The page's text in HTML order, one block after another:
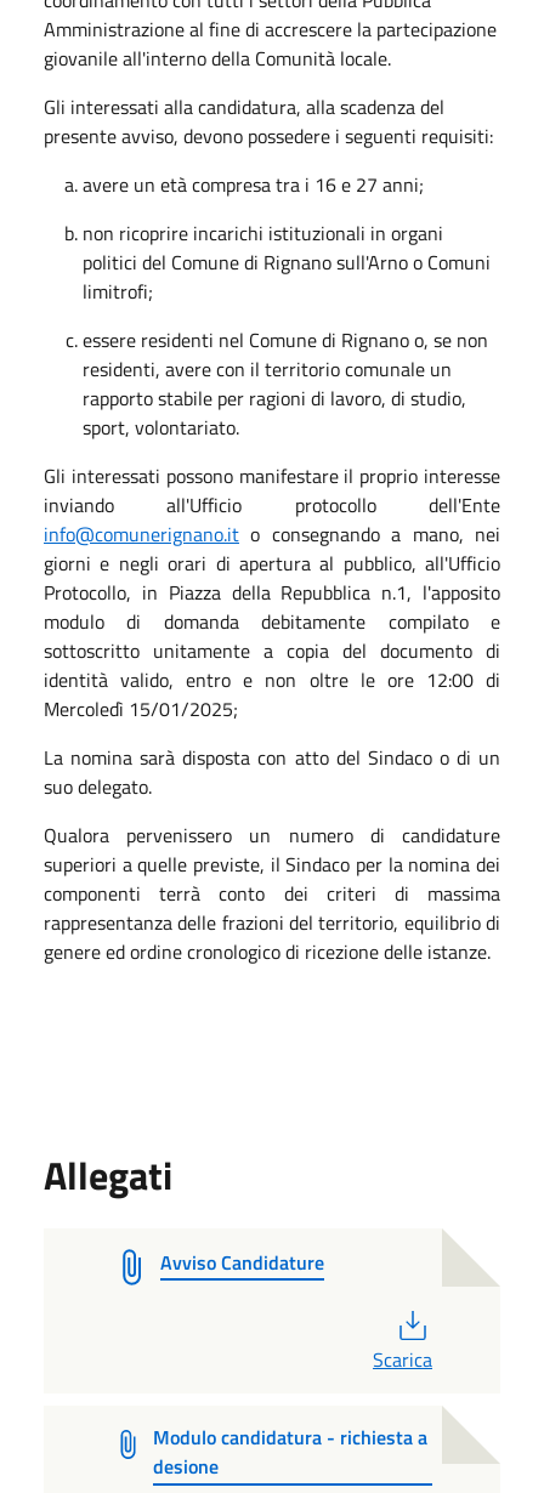
Amministrazione al fine di accrescere la partecipazione
giovanile all'interno della Comunità locale.
Gli interessati alla candidatura, alla scadenza del
presente avviso, devono possedere i seguenti requisiti:
avere un età compresa tra i 16 e 27 anni;
non ricoprire incarichi istituzionali in organi
politici del Comune di Rignano sull'Arno o Comuni
limitrofi;
essere residenti nel Comune di Rignano o, se non
residenti, avere con il territorio comunale un
rapporto stabile per ragioni di lavoro, di studio,
sport, volontariato.
Gli interessati possono manifestare il proprio interesse
inviando all'Ufficio protocollo dell'Ente
info@comunerignano.it o consegnando a mano, nei
giorni e negli orari di apertura al pubblico, all'Ufficio
Protocollo, in Piazza della Repubblica n.1, l'apposito
modulo di domanda debitamente compilato e
sottoscritto unitamente a copia del documento di
identità valido, entro e non oltre le ore 12:00 di
Mercoledì 15/01/2025;
La nomina sarà disposta con atto del Sindaco o di un
suo delegato.
Qualora pervenissero un numero di candidature
superiori a quelle previste, il Sindaco per la nomina dei
componenti terrà conto dei criteri di massima
rappresentanza delle frazioni del territorio, equilibrio di
genere ed ordine cronologico di ricezione delle istanze.
Allegati
Avviso Candidature
Scarica
Modulo candidatura - richiesta a
desione